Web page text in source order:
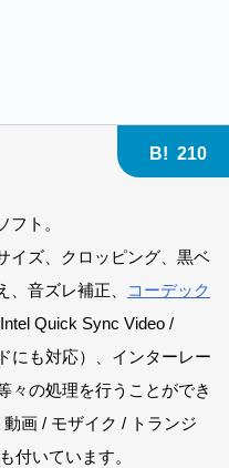
B! 210
フト。
イズ、クロッピング、黒ベ
、音ズレ補正、
コーデック
Quick Sync Video /
にも対応）、インターレー
々の処理を行うことができ
画 / モザイク / トランジ
付いています。